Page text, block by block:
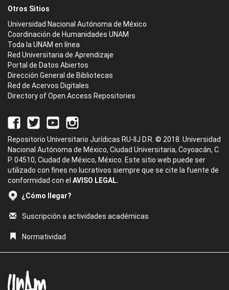
Otros Sitios
Universidad Nacional Autónoma de México
Coordinación de Humanidades UNAM
Toda la UNAM en línea
Red Universitaria de Aprendizaje
Portal de Datos Abiertos
Dirección General de Bibliotecas
Red de Acervos Digitales
Directory of Open Access Repositories
Repositorio Universitario Jurídicas RU-IIJ D.R. © 2018. Universidad
Nacional Autónoma de México, Ciudad Universitaria, Coyoacán, C.
P. 04510, Ciudad de México, México. Este sitio web puede ser
utilizado con fines no lucrativos siempre que se cite la fuente de
conformidad con el AVISO LEGAL.
¿Cómo llegar?
Suscripción a actividades académicas
Normatividad